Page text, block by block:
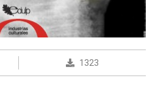
1323